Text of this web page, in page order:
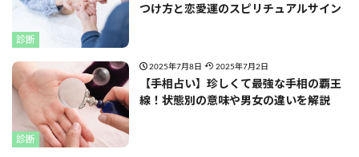
診断
つけ方と恋愛運のスピリチュアルサイン
診断
2025年7月8日 2025年7月2日
【手相占い】珍しくて最強な手相の覇王
線！状態別の意味や男女の違いを解説